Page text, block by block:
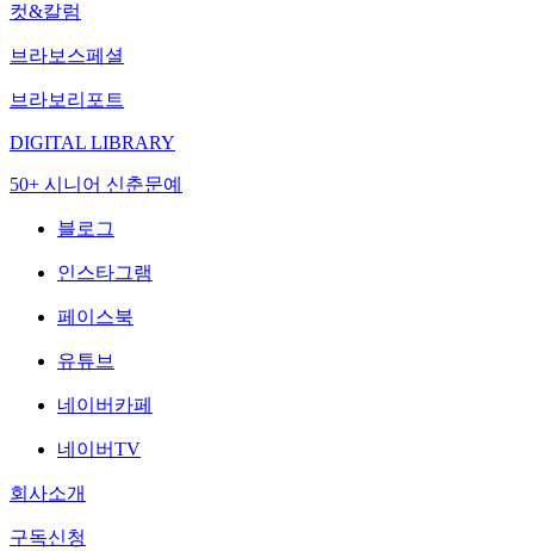
컷&칼럼
브라보스페셜
브라보리포트
DIGITAL LIBRARY
50+ 시니어 신춘문예
블로그
인스타그램
페이스북
유튜브
네이버카페
네이버TV
회사소개
구독신청